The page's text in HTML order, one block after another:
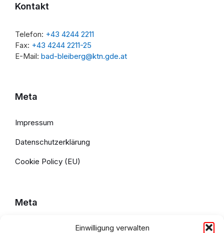
Einwilligung verwalten
Kontakt
Telefon: +43 4244 2211
Fax: +43 4244 2211-25
E-Mail: bad-bleiberg@ktn.gde.at
Meta
Impressum
Datenschutzerklärung
Cookie Policy (EU)
Meta